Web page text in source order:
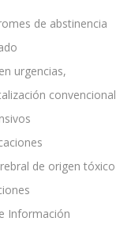
de abstinencia
urgencias,
convencional
de origen tóxico
Información